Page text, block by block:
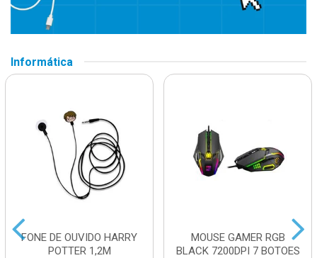
Informática
FONE DE OUVIDO HARRY
POTTER 1,2M
MOUSE GAMER RGB
BLACK 7200DPI 7 BOTOES